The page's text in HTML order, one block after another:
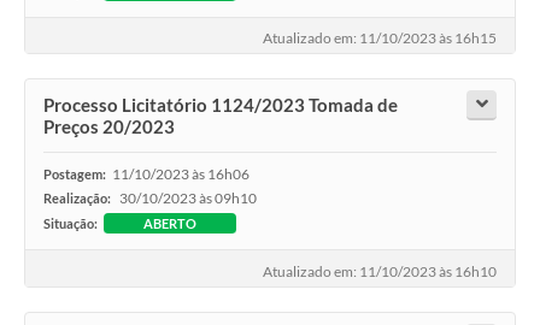
Atualizado em: 11/10/2023 às 16h15
Processo Licitatório 1124/2023 Tomada de
Preços 20/2023
Postagem: 11/10/2023 às 16h06
Realização: 30/10/2023 às 09h10
Situação: ABERTO
Atualizado em: 11/10/2023 às 16h10